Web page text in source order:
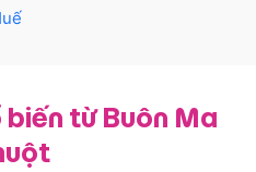
từ Buôn Ma